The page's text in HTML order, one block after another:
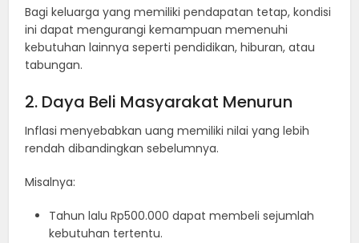
Bagi keluarga yang memiliki pendapatan tetap, kondisi
ini dapat mengurangi kemampuan memenuhi
kebutuhan lainnya seperti pendidikan, hiburan, atau
tabungan.
2. Daya Beli Masyarakat Menurun
Inflasi menyebabkan uang memiliki nilai yang lebih
rendah dibandingkan sebelumnya.
Misalnya:
Tahun lalu Rp500.000 dapat membeli sejumlah
kebutuhan tertentu.